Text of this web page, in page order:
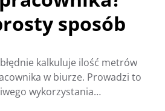
sposób
kalkuluje ilość metrów
w biurze. Prowadzi to
wykorzystania…